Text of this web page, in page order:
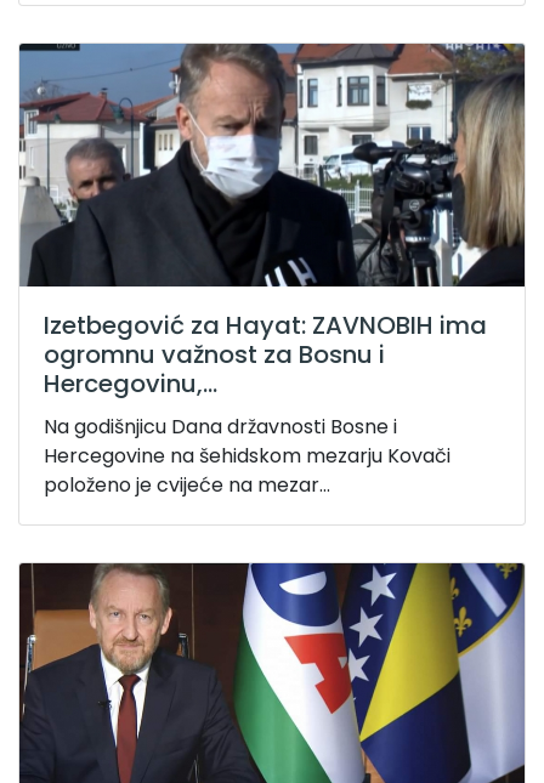
Izetbegović za Hayat: ZAVNOBIH ima
ogromnu važnost za Bosnu i
Hercegovinu,...
Na godišnjicu Dana državnosti Bosne i
Hercegovine na šehidskom mezarju Kovači
položeno je cvijeće na mezar...